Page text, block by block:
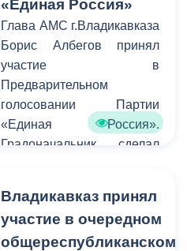
парка Юга России.
«Единая Россия»
Глава АМС г.Владикавказа
Борис Албегов принял
участие в
Предварительном
голосовании Партии
«Единая Россия».
Градоначальник сделал
№280 в Национальной
Научной библиотеке.
Владикавказ принял
участие в очередном
общереспубликанском